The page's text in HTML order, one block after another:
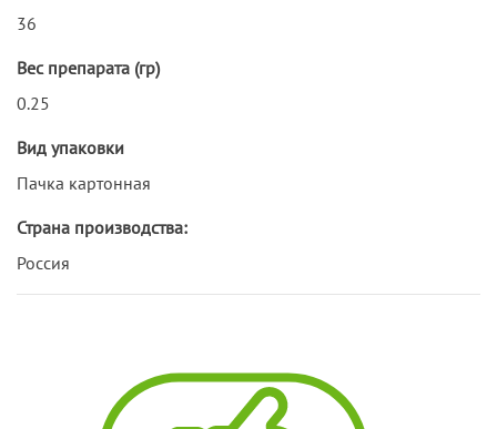
36
Вес препарата (гр)
0.25
Вид упаковки
Пачка картонная
Страна производства:
Россия